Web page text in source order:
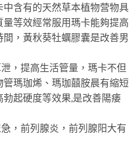
含有的天然草本植物营物具
等效經常服用瑪卡能夠提高
，黃秋葵牡蠣膠囊是改善男
，提高生活管量，瑪卡不但
瑪珈烯、瑪珈囍胺晨有縮短
起硬度等效果,是改善陽痿
，前列腺炎，前列腺阳大有